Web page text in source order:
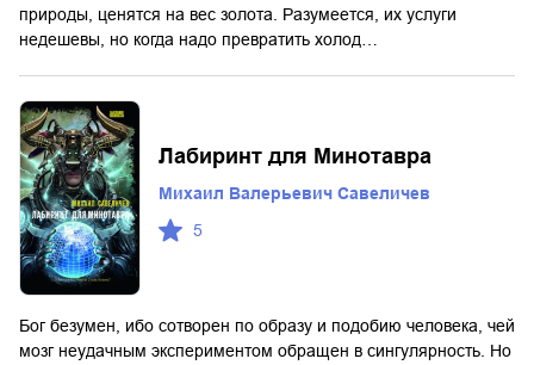
природы, ценятся на вес золота. Разумеется, их услуги
недешевы, но когда надо превратить холод…
Лабиринт для Минотавра
Михаил Валерьевич Савеличев
5
Бог безумен, ибо сотворен по образу и подобию человека, чей
мозг неудачным экспериментом обращен в сингулярность. Но